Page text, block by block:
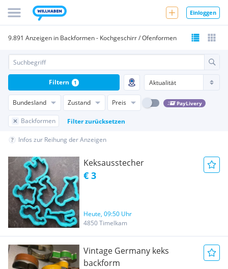
Einloggen
9.891 Anzeigen in Backformen - Kochgeschirr / Ofenformen
Bundesland Zustand Preis PayLivery
Backformen Filter zurücksetzen
Filtern 1
Infos zur Reihung der Anzeigen
Keksausstecher
€ 3
Heute, 09:50 Uhr
4850 Timelkam
Vintage Germany keks
backform